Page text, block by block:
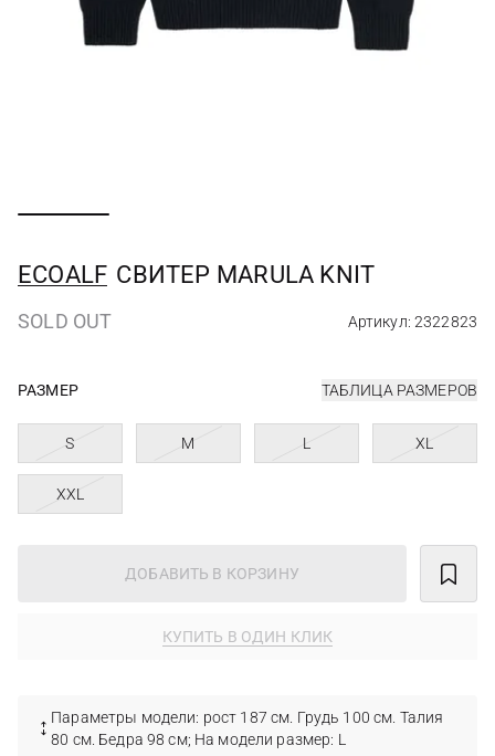
ECOALF СВИТЕР MARULA KNIT
SOLD OUT Артикул: 2322823
РАЗМЕР ТАБЛИЦА РАЗМЕРОВ
S M L XL
XXL
ДОБАВИТЬ В КОРЗИНУ
КУПИТЬ В ОДИН КЛИК
Параметры модели: рост 187 см. Грудь 100 см. Талия
80 см. Бедра 98 см; На модели размер: L